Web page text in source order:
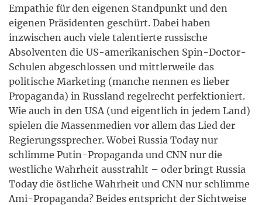
Empathie für den eigenen Standpunkt und den
eigenen Präsidenten geschürt. Dabei haben
inzwischen auch viele talentierte russische
Absolventen die US-amerikanischen Spin-Doctor-
Schulen abgeschlossen und mittlerweile das
politische Marketing (manche nennen es lieber
Propaganda) in Russland regelrecht perfektioniert.
Wie auch in den USA (und eigentlich in jedem Land)
spielen die Massenmedien vor allem das Lied der
Regierungssprecher. Wobei Russia Today nur
schlimme Putin-Propaganda und CNN nur die
westliche Wahrheit ausstrahlt – oder bringt Russia
Today die östliche Wahrheit und CNN nur schlimme
Ami-Propaganda? Beides entspricht der Sichtweise